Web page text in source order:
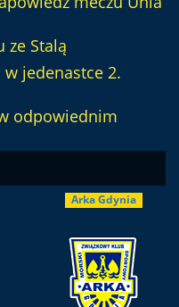
ze Stalą
jedenastce 2.
odpowiednim
Arka Gdynia